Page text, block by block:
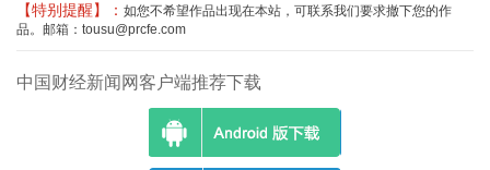
【特别提醒】： 如您不希望作品出现在本站，可联系我们要求撤下您的作
品。邮箱：tousu@prcfe.com
中国财经新闻网客户端推荐下载